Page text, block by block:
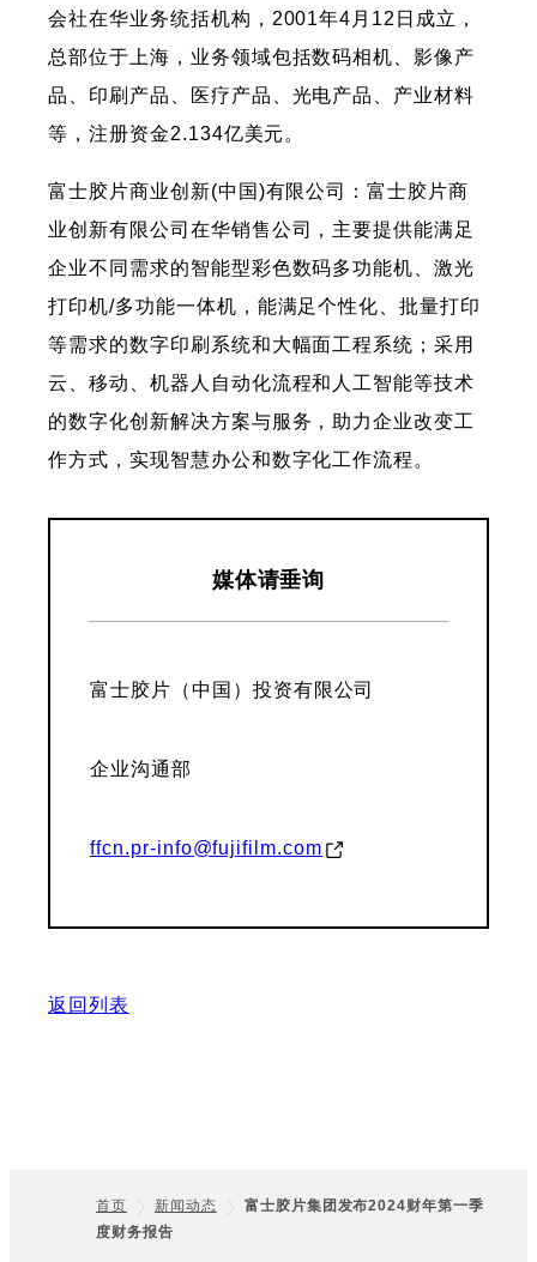
会社在华业务统括机构，2001年4月12日成立，
总部位于上海，业务领域包括数码相机、影像产
品、印刷产品、医疗产品、光电产品、产业材料
等，注册资金2.134亿美元。
富士胶片商业创新(中国)有限公司：富士胶片商
业创新有限公司在华销售公司，主要提供能满足
企业不同需求的智能型彩色数码多功能机、激光
打印机/多功能一体机，能满足个性化、批量打印
等需求的数字印刷系统和大幅面工程系统；采用
云、移动、机器人自动化流程和人工智能等技术
的数字化创新解决方案与服务，助力企业改变工
作方式，实现智慧办公和数字化工作流程。
媒体请垂询
富士胶片（中国）投资有限公司
企业沟通部
ffcn.pr-info@fujifilm.com
返回列表
Footer
首页 新闻动态
富士胶片集团发布2024财年第一季
度财务报告